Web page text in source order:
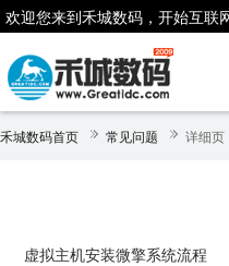
欢迎您来到禾城数码，开始互联
禾城数码首页 常见问题 详细页
虚拟主机安装微擎系统流程